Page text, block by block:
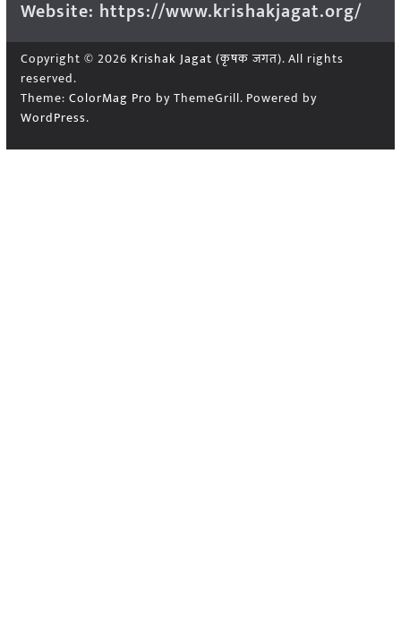
Website: https://www.krishakjagat.org/
Copyright © 2026 Krishak Jagat (कृषक जगत). All rights
reserved.
Theme: ColorMag Pro by ThemeGrill. Powered by
WordPress.